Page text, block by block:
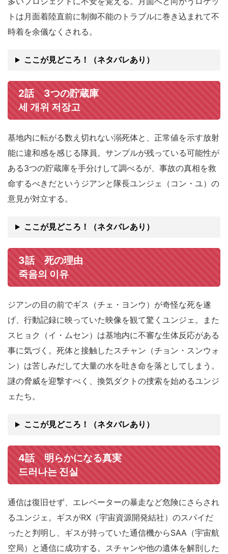
トは月面着陸直前に制御不能のトラブルに巻き込まれて不
時着を余儀なくされる。
ここが見どころ！（ネタバレあり）
2話 3つの貯蔵庫
세 개위 저장고
基地内に転がる数え切れない溺死体と、正常値を示す放射
能に違和感を感じる隊員。サンプルが残っている可能性が
ある3つの貯蔵庫を手分けして調べるが、事故の真相を救
命するべきだというジアンと隊長ユンジェ（コン・ユ）の
意見が対立する。
ここが見どころ！（ネタバレあり）
3話 死の理由
죽음의 이유
ジアンの目の前でギス（チェ・ヨンウ）が奇怪な死を遂
げ、行動記録に映っていた映像を観て驚くユンジェ。また
スヒョク（イ・ムセン）は基地内に不審な生体反応がある
事に気づく。死体と接触したスチャン（チョン・スンウォ
ン）は苦しみだして大量の水を吐き命を落としてしまう。
謎の脅威を迎撃すべく、換気ダクトの捜索を始めるユンジ
ェたち。
ここが見どころ！（ネタバレあり）
4話 明らかになる真実
드러나는 진실
通信は復旧せず、エレベーターの暴走など危険にさらされ
るユンジェ。ギスがRX（宇宙資源開発結社）のスパイだ
ったと判明し、ギスが持っていた通信機からSAA（宇宙航
空局）と通信に成功する。スチャンや他の遺体を解剖した